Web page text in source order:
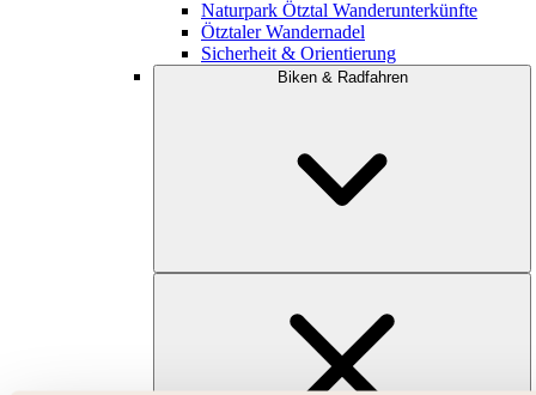
Naturpark Ötztal Wanderunterkünfte
Ötztaler Wandernadel
Sicherheit & Orientierung
Biken & Radfahren